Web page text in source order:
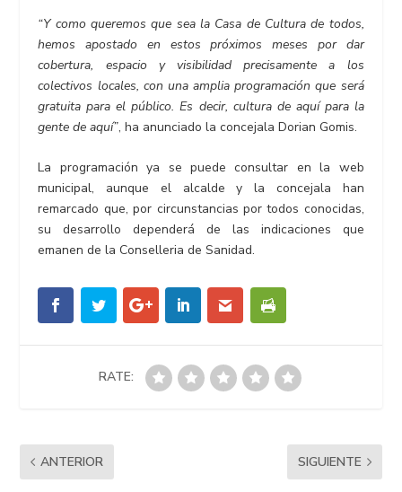
“Y como queremos que sea la Casa de Cultura de todos,
hemos apostado en estos próximos meses por dar
cobertura, espacio y visibilidad precisamente a los
colectivos locales, con una amplia programación que será
gratuita para el público. Es decir, cultura de aquí para la
gente de aquí”, ha anunciado la concejala Dorian Gomis.
La programación ya se puede consultar en la web
municipal, aunque el alcalde y la concejala han
remarcado que, por circunstancias por todos conocidas,
su desarrollo dependerá de las indicaciones que
emanen de la Conselleria de Sanidad.
RATE:
ANTERIOR SIGUIENTE